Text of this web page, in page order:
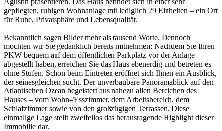
gepflegten, ruhigen Wohnanlage mit lediglich 29 Einheiten – ein Ort
für Ruhe, Privatsphäre und Lebensqualität.
Bekanntlich sagen Bilder mehr als tausend Worte. Dennoch
möchten wir Sie gedanklich bereits mitnehmen: Nachdem Sie Ihren
PKW bequem auf dem öffentlichen Parkplatz vor der Anlage
abgestellt haben, erreichen Sie das Haus ebenerdig und betreten es
ohne Stufen. Schon beim Eintreten eröffnet sich Ihnen ein Ausblick,
der seinesgleichen sucht. Der unverbaubare Panoramablick auf den
Atlantischen Ozean begeistert aus nahezu allen Bereichen des
Hauses – vom Wohn-/Esszimmer, dem Arbeitsbereich, dem
Schlafzimmer sowie von den großzügigen Terrassen. Diese
einmalige Lage stellt zweifellos das herausragende Highlight dieser
Immobilie dar.